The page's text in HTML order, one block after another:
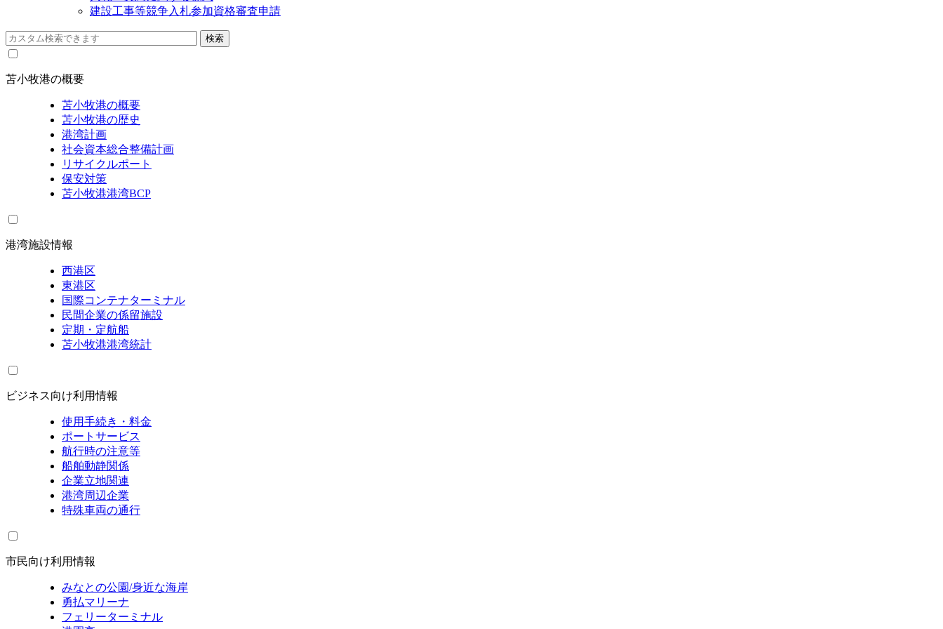
建設工事等競争入札参加資格審査申請
苫小牧港の概要
苫小牧港の概要
苫小牧港の歴史
港湾計画
社会資本総合整備計画
リサイクルポート
保安対策
苫小牧港港湾BCP
港湾施設情報
西港区
東港区
国際コンテナターミナル
民間企業の係留施設
定期・定航船
苫小牧港港湾統計
ビジネス向け利用情報
使用手続き・料金
ポートサービス
航行時の注意等
船舶動静関係
企業立地関連
港湾周辺企業
特殊車両の通行
市民向け利用情報
みなとの公園/身近な海岸
勇払マリーナ
フェリーターミナル